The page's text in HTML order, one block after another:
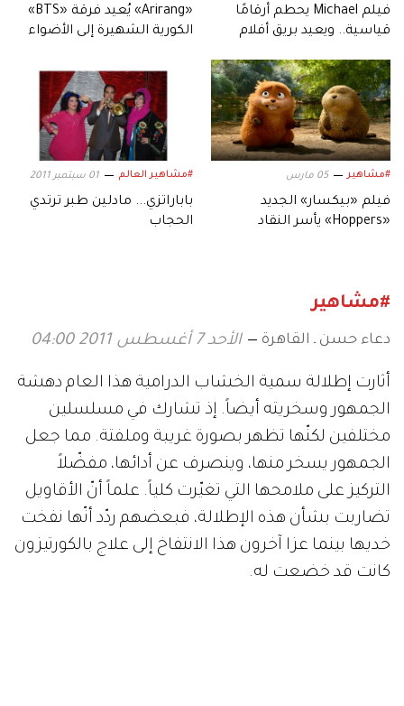
فيلم Michael يحطم أرقامًا
قياسية.. ويعيد بريق أفلام
«Arirang» يُعيد فرقة «BTS»
الكورية الشهيرة إلى الأضواء
#مشاهير 05 مارس
فيلم «بيكسار» الجديد
«Hoppers» يأسر النقاد
#مشاهير العالم 01 سبتمبر 2011
باباراتزي... مادلين طبر ترتدي
الحجاب
#مشاهير
دعاء حسن ـ القاهرة الأحد 7 أغسطس 2011 04:00
أثارت إطلالة سمية الخشاب الدرامية هذا العام دهشة
الجمهور وسخريته أيضاً. إذ تشارك في مسلسلين
مختلفين لكنّها تظهر بصورة غريبة وملفتة. مما جعل
الجمهور يسخر منها، وينصرف عن أدائها، مفضّلاً
التركيز على ملامحها التي تغيّرت كلياً. علماً أنّ الأقاويل
تضاربت بشأن هذه الإطلالة، فبعضهم ردّد أنّها نفخت
خديها بينما عزا آخرون هذا الانتفاخ إلى علاج بالكورتيزون
كانت قد خضعت له.